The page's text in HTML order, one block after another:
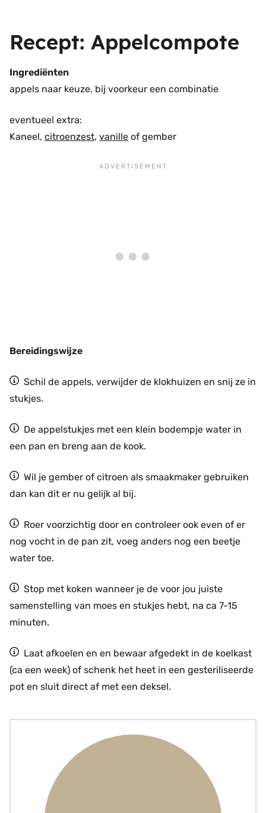
Recept: Appelcompote
Ingrediënten
appels naar keuze, bij voorkeur een combinatie
eventueel extra:
Kaneel, citroenzest, vanille of gember
Bereidingswijze
Schil de appels, verwijder de klokhuizen en snij ze in
stukjes.
De appelstukjes met een klein bodempje water in
een pan en breng aan de kook.
Wil je gember of citroen als smaakmaker gebruiken
dan kan dit er nu gelijk al bij.
Roer voorzichtig door en controleer ook even of er
nog vocht in de pan zit, voeg anders nog een beetje
water toe.
Stop met koken wanneer je de voor jou juiste
samenstelling van moes en stukjes hebt, na ca 7-15
minuten.
Laat afkoelen en en bewaar afgedekt in de koelkast
(ca een week) of schenk het heet in een gesteriliseerde
pot en sluit direct af met een deksel.